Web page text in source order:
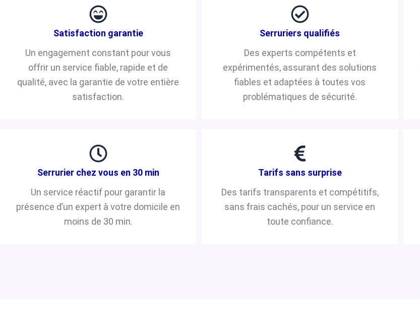
Satisfaction garantie
Un engagement constant pour vous
offrir un service fiable, rapide et de
qualité, avec la garantie de votre entière
satisfaction.
Serruriers qualifiés
Des experts compétents et
expérimentés, assurant des solutions
fiables et adaptées à toutes vos
problématiques de sécurité.
Serrurier chez vous en 30 min
Un service réactif pour garantir la
présence d’un expert à votre domicile en
moins de 30 min.
Tarifs sans surprise
Des tarifs transparents et compétitifs,
sans frais cachés, pour un service en
toute confiance.